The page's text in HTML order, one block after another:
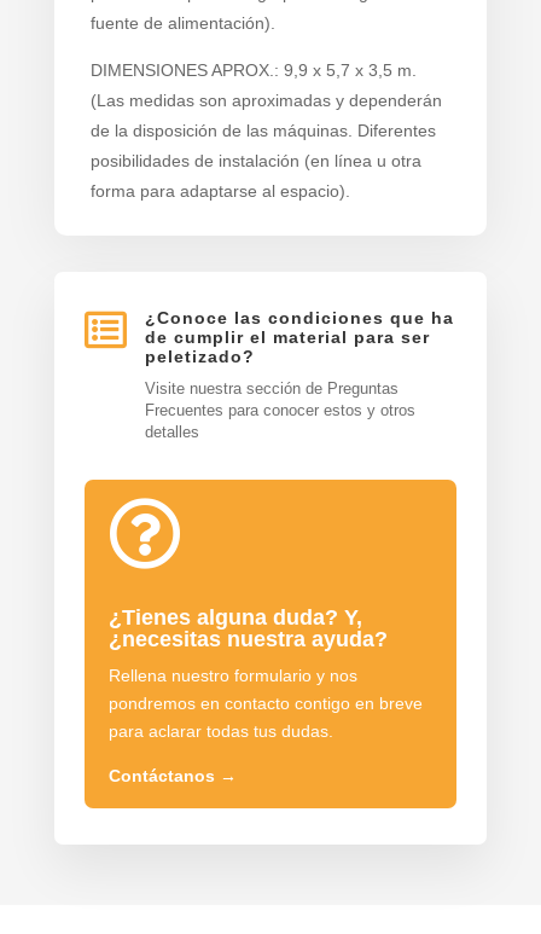
fuente de alimentación).
DIMENSIONES APROX.: 9,9 x 5,7 x 3,5 m.
(Las medidas son aproximadas y dependerán
de la disposición de las máquinas. Diferentes
posibilidades de instalación (en línea u otra
forma para adaptarse al espacio).

¿Conoce las condiciones que ha
de cumplir el material para ser
peletizado?
Visite nuestra sección de Preguntas
Frecuentes para conocer estos y otros
detalles

¿Tienes alguna duda? Y,
¿necesitas nuestra ayuda?
Rellena nuestro formulario y nos
pondremos en contacto contigo en breve
para aclarar todas tus dudas.
Contáctanos →